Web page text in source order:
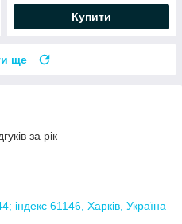
Купити
ще
за рік
індекс 61146, Харків, Україна